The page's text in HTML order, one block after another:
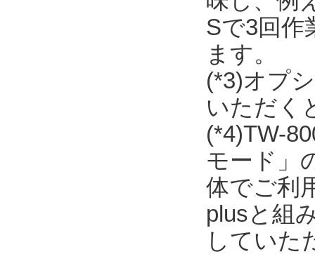
Sで3回作
ます。
(*3)オプ
いただく
(*4)TW-
モード」
体でご利
plusと組
していた